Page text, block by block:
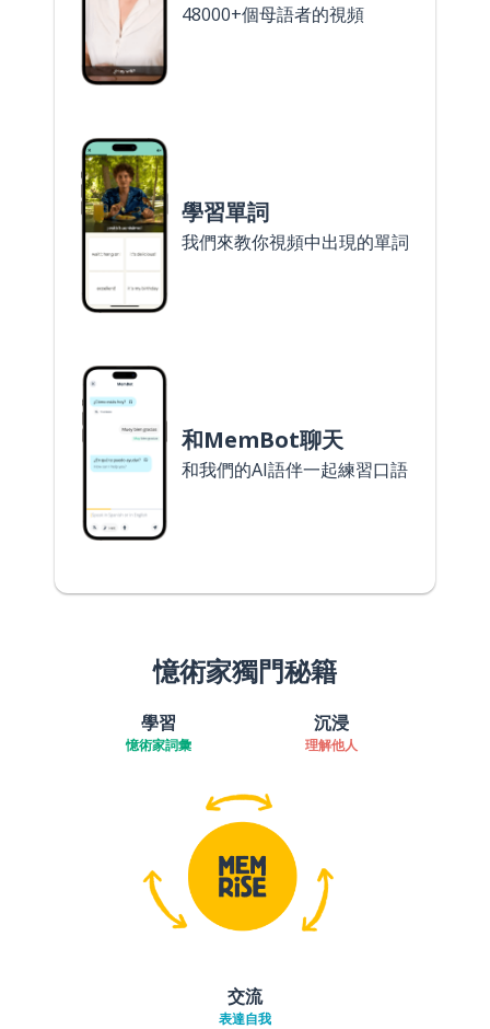
48000+個母語者的視頻
學習單詞
我們來教你視頻中出現的單詞
和MemBot聊天
和我們的AI語伴一起練習口語
憶術家獨門秘籍
學習
憶術家詞彙
沉浸
理解他人
交流
表達自我